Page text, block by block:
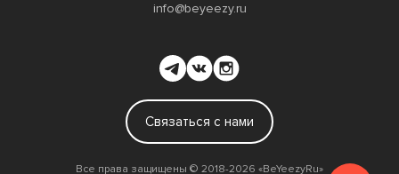
info@beyeezy.ru
Связаться с нами
Все права защищены ©️ 2018-2026 «BeYeezyRu»